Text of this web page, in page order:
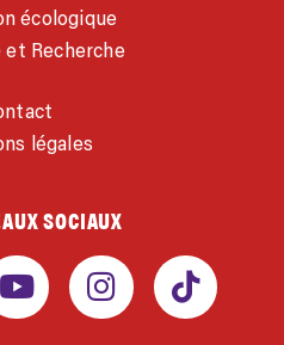
écologique
Recherche
légales
SOCIAUX